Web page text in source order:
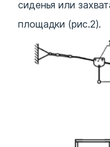
сиденья или
площадки (рис.2).